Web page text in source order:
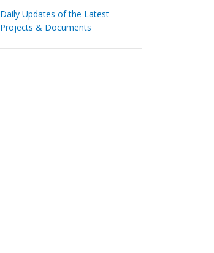
Daily Updates of the Latest
Projects & Documents